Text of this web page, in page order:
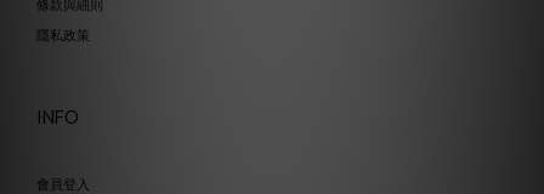
條款與細則
隱私政策
INFO
會員登入